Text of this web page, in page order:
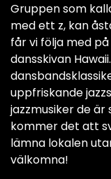
Gruppen som
med ett z, kan
får vi följa med
dansskivan
uppfriskande
jazzmusiker de
kommer det att
lämna lokalen
välkomna!